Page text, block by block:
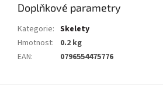
Doplňkové parametry
Kategorie: Skelety
Hmotnost:
0.2 kg
EAN: 0796554475776